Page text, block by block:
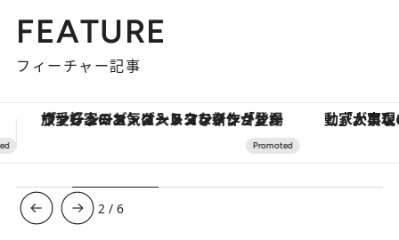
FEATURE
フィーチャー記事
「大事なのは地域の意識を変えること」。ロレックス賞受賞の自然保護活動家が実現させたナイジェリアの自然環境の復活
3 /6